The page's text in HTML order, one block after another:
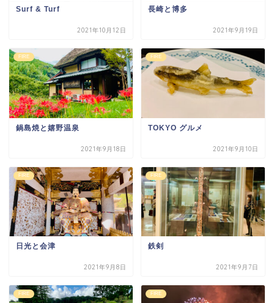
Surf & Turf
2021年10月12日
長崎と博多
2021年9月19日
FIRE
鍋島焼と嬉野温泉
2021年9月18日
FIRE
TOKYO グルメ
2021年9月10日
FIRE
日光と会津
2021年9月8日
FIRE
鉄剣
2021年9月7日
FIRE FIRE